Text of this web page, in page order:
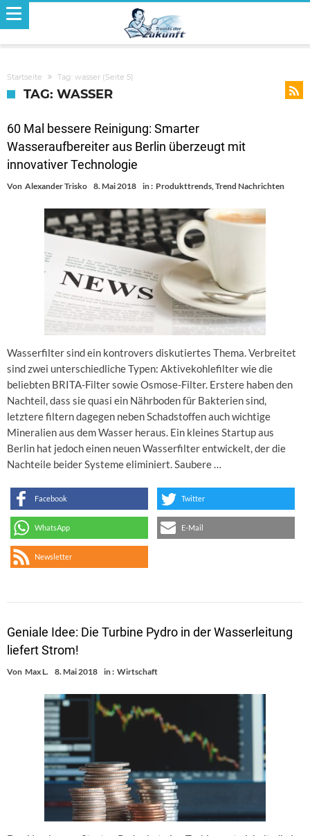
Startseite Tag: wasser (Seite 5)
TAG: WASSER
60 Mal bessere Reinigung: Smarter
Wasseraufbereiter aus Berlin überzeugt mit
innovativer Technologie
Von Alexander Trisko 8. Mai 2018 in : Produkttrends Trend Nachrichten
Wasserfilter sind ein kontrovers diskutiertes Thema. Verbreitet
sind zwei unterschiedliche Typen: Aktivekohlefilter wie die
beliebten BRITA-Filter sowie Osmose-Filter. Erstere haben den
Nachteil, dass sie quasi ein Nährboden für Bakterien sind,
letztere filtern dagegen neben Schadstoffen auch wichtige
Mineralien aus dem Wasser heraus. Ein kleines Startup aus
Berlin hat jedoch einen neuen Wasserfilter entwickelt, der die
Nachteile beider Systeme eliminiert. Saubere …
Facebook Twitter
WhatsApp E-Mail
Newsletter
Geniale Idee: Die Turbine Pydro in der Wasserleitung
liefert Strom!
Von Max L. 8. Mai 2018 in : Wirtschaft